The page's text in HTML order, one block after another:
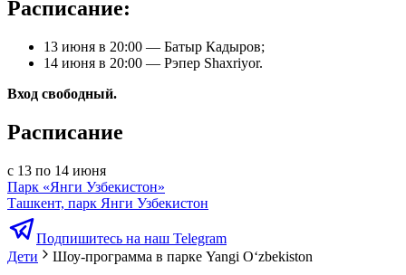
Расписание:
13 июня в 20:00 — Батыр Кадыров;
14 июня в 20:00 — Рэпер Shaxriyor.
Вход свободный.
Расписание
с 13 по 14 июня
Парк «Янги Узбекистон»
Ташкент, парк Янги Узбекистон
Подпишитесь на наш Telegram
Дети
Шоу-программа в парке Yangi Oʻzbekiston